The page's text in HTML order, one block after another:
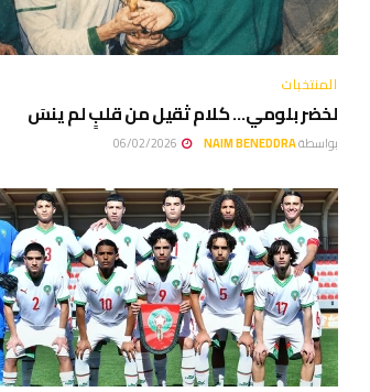
المنتخبات
لخضر بلومي… كلام ثقيل من قلبٍ لم ينسَ
بواسطةNAIM BENEDDRA